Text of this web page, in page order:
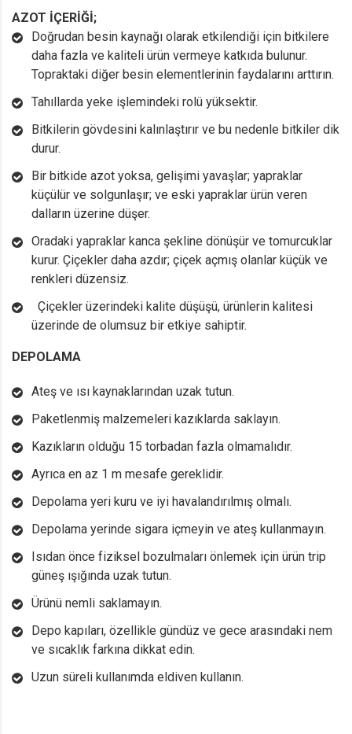
AZOT İÇERİĞİ;
Doğrudan besin kaynağı olarak etkilendiği için bitkilere
daha fazla ve kaliteli ürün vermeye katkıda bulunur.
Topraktaki diğer besin elementlerinin faydalarını arttırın.
Tahıllarda yeke işlemindeki rolü yüksektir.
Bitkilerin gövdesini kalınlaştırır ve bu nedenle bitkiler dik
durur.
Bir bitkide azot yoksa, gelişimi yavaşlar; yapraklar
küçülür ve solgunlaşır; ve eski yapraklar ürün veren
dalların üzerine düşer.
Oradaki yapraklar kanca şekline dönüşür ve tomurcuklar
kurur. Çiçekler daha azdır; çiçek açmış olanlar küçük ve
renkleri düzensiz.
Çiçekler üzerindeki kalite düşüşü, ürünlerin kalitesi
üzerinde de olumsuz bir etkiye sahiptir.
DEPOLAMA
Ateş ve ısı kaynaklarından uzak tutun.
Paketlenmiş malzemeleri kazıklarda saklayın.
Kazıkların olduğu 15 torbadan fazla olmamalıdır.
Ayrıca en az 1 m mesafe gereklidir.
Depolama yeri kuru ve iyi havalandırılmış olmalı.
Depolama yerinde sigara içmeyin ve ateş kullanmayın.
Isıdan önce fiziksel bozulmaları önlemek için ürün trip
güneş ışığında uzak tutun.
Ürünü nemli saklamayın.
Depo kapıları, özellikle gündüz ve gece arasındaki nem
ve sıcaklık farkına dikkat edin.
Uzun süreli kullanımda eldiven kullanın.